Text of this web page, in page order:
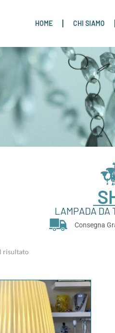
HOME CHI SIAMO
LAMPADA DA
Consegna
risultato